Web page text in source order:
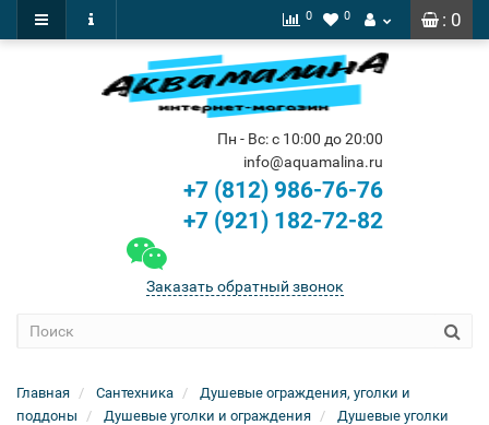
: 0
0 0
Пн - Вс: с 10:00 до 20:00
info@aquamalina.ru
+7 (812) 986-76-76
+7 (921) 182-72-82
Заказать обратный звонок
Главная Сантехника
Душевые ограждения, уголки и
поддоны
Душевые уголки и ограждения
Душевые уголки